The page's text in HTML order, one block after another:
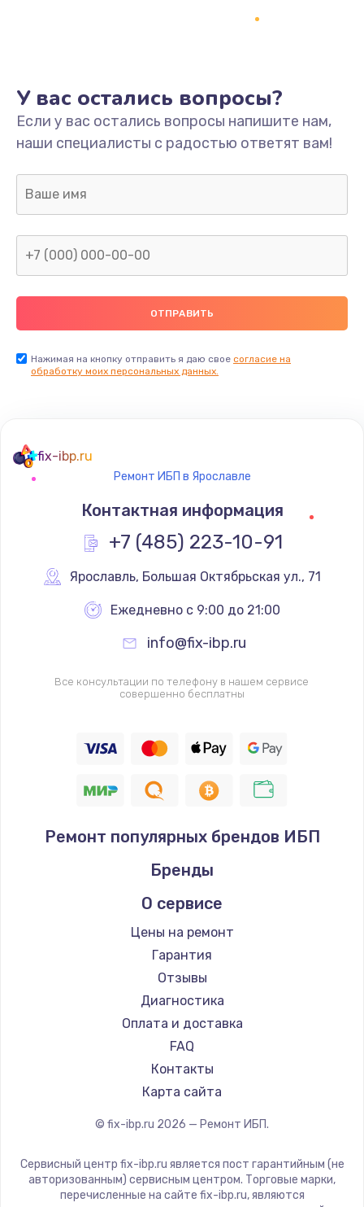
У вас остались вопросы?
Если у вас остались вопросы напишите нам,
наши специалисты с радостью ответят вам!
Нажимая на кнопку отправить я даю свое согласие на
обработку моих персональных данных.
fix-ibp.ru
Ремонт ИБП в Ярославле
Контактная информация
+7 (485) 223-10-91
Ярославль, Большая Октябрьская ул., 71
Ежедневно с 9:00 до 21:00
info@fix-ibp.ru
Все консультации по телефону в нашем сервисе
совершенно бесплатны
Ремонт популярных брендов ИБП
Бренды
О сервисе
Цены на ремонт
Гарантия
Отзывы
Диагностика
Оплата и доставка
FAQ
Контакты
Карта сайта
© fix-ibp.ru 2026 — Ремонт ИБП.
Сервисный центр fix-ibp.ru является пост гарантийным (не
авторизованным) сервисным центром. Торговые марки,
перечисленные на сайте fix-ibp.ru, являются